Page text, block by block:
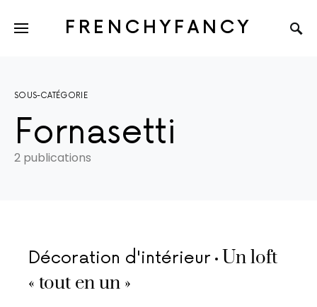
FRENCHYFANCY
SOUS-CATÉGORIE
Fornasetti
2 publications
Décoration d'intérieur Un loft
« tout en un »